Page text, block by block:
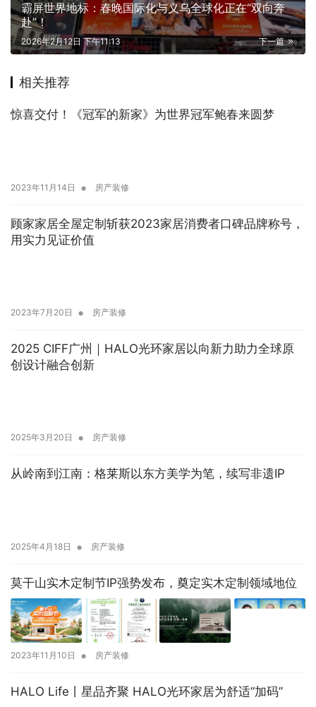
霸屏世界地标：春晚国际化与义乌全球化正在“双向奔
赴”！
下一篇
2026年2月12日 下午11:13
相关推荐
惊喜交付！《冠军的新家》为世界冠军鲍春来圆梦
2023年11月14日 • 房产装修
顾家家居全屋定制斩获2023家居消费者口碑品牌称号，
用实力见证价值
2023年7月20日 • 房产装修
2025 CIFF广州｜HALO光环家居以向新力助力全球原
创设计融合创新
2025年3月20日 • 房产装修
从岭南到江南：格莱斯以东方美学为笔，续写非遗IP
2025年4月18日 • 房产装修
莫干山实木定制节IP强势发布，奠定实木定制领域地位
2023年11月10日 • 房产装修
HALO Life丨星品齐聚 HALO光环家居为舒适“加码”